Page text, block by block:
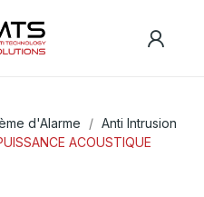
d'Alarme
Anti Intrusion
ACOUSTIQUE